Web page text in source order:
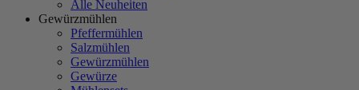
Alle Neuheiten
Gewürzmühlen
Pfeffermühlen
Salzmühlen
Gewürzmühlen
Gewürze